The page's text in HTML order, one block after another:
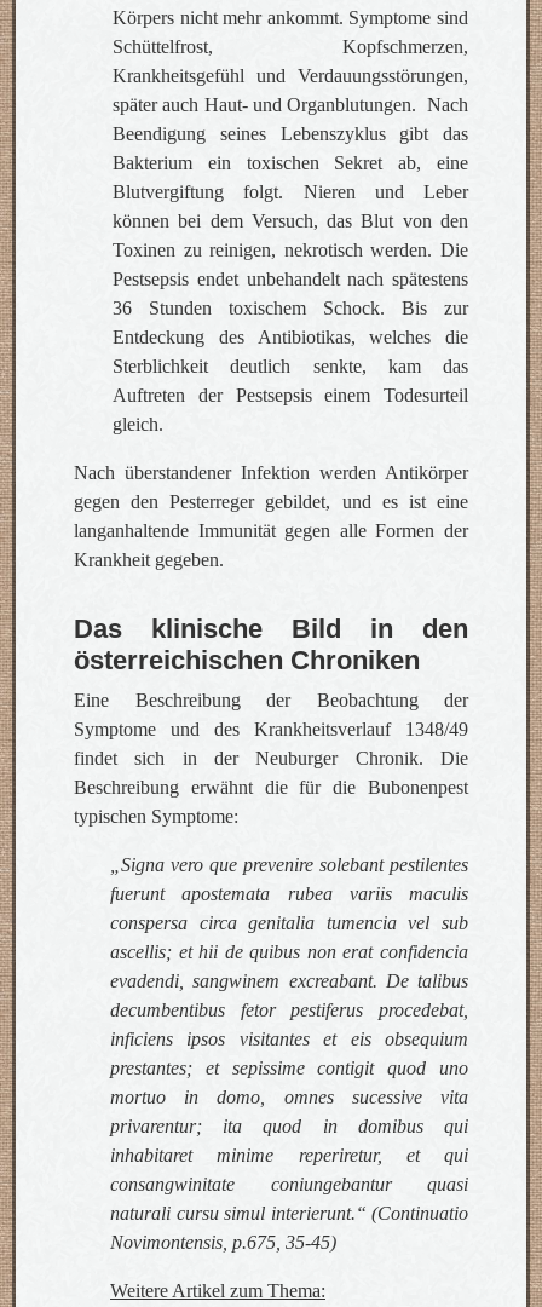
Körpers nicht mehr ankommt. Symptome sind
Schüttelfrost, Kopfschmerzen,
Krankheitsgefühl und Verdauungsstörungen,
später auch Haut- und Organblutungen. Nach
Beendigung seines Lebenszyklus gibt das
Bakterium ein toxischen Sekret ab, eine
Blutvergiftung folgt. Nieren und Leber
können bei dem Versuch, das Blut von den
Toxinen zu reinigen, nekrotisch werden. Die
Pestsepsis endet unbehandelt nach spätestens
36 Stunden toxischem Schock. Bis zur
Entdeckung des Antibiotikas, welches die
Sterblichkeit deutlich senkte, kam das
Auftreten der Pestsepsis einem Todesurteil
gleich.
Nach überstandener Infektion werden Antikörper
gegen den Pesterreger gebildet, und es ist eine
langanhaltende Immunität gegen alle Formen der
Krankheit gegeben.
Das klinische Bild in den
österreichischen Chroniken
Eine Beschreibung der Beobachtung der
Symptome und des Krankheitsverlauf 1348/49
findet sich in der Neuburger Chronik. Die
Beschreibung erwähnt die für die Bubonenpest
typischen Symptome:
„Signa vero que prevenire solebant pestilentes
fuerunt apostemata rubea variis maculis
conspersa circa genitalia tumencia vel sub
ascellis; et hii de quibus non erat confidencia
evadendi, sangwinem excreabant. De talibus
decumbentibus fetor pestiferus procedebat,
inficiens ipsos visitantes et eis obsequium
prestantes; et sepissime contigit quod uno
mortuo in domo, omnes sucessive vita
privarentur; ita quod in domibus qui
inhabitaret minime reperiretur, et qui
consangwinitate coniungebantur quasi
naturali cursu simul interierunt.“ (Continuatio
Novimontensis, p.675, 35-45)
Weitere Artikel zum Thema: